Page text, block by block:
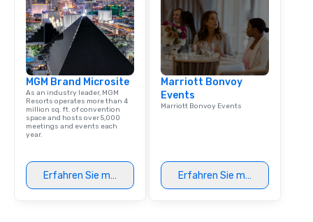
Dining When meeting
corporate group
Smacking Foodie
group is assured a
experience with three
signature dishes at
person with tax and
provides guests a
at various stops. Build Your Network
MGM Brand Microsite
As an industry leader, MGM
Resorts operates more than 4
million sq. ft. of convention
space and hosts over 5,000
meetings and events each
year.
Erfahren Sie mehr
Marriott Bonvoy
Events
Marriott Bonvoy Events
Erfahren Sie mehr